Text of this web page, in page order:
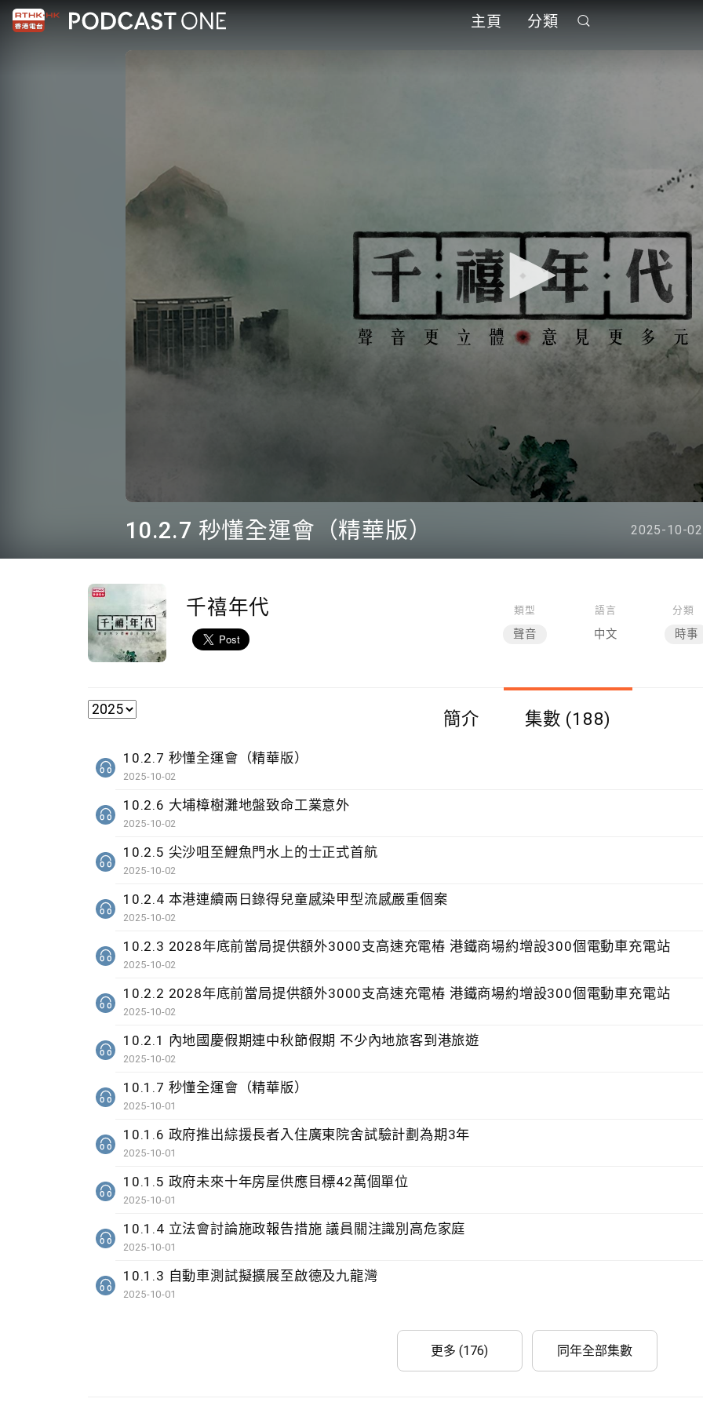
主頁 分類
seconds
minute,
seconds
10.2.7 秒懂全運會（精華版） 2025-10-02
千禧年代 類型
聲音
語言
中文
分類
時事
簡介 集數 (188)
10.2.7 秒懂全運會（精華版）
2025-10-02
10.2.6 大埔樟樹灘地盤致命工業意外
2025-10-02
10.2.5 尖沙咀至鯉魚門水上的士正式首航
2025-10-02
10.2.4 本港連續兩日錄得兒童感染甲型流感嚴重個案
2025-10-02
10.2.3 2028年底前當局提供額外3000支高速充電樁 港鐵商場約增設300個電動車充電站
2025-10-02
10.2.2 2028年底前當局提供額外3000支高速充電樁 港鐵商場約增設300個電動車充電站
2025-10-02
10.2.1 內地國慶假期連中秋節假期 不少內地旅客到港旅遊
2025-10-02
10.1.7 秒懂全運會（精華版）
2025-10-01
10.1.6 政府推出綜援長者入住廣東院舍試驗計劃為期3年
2025-10-01
10.1.5 政府未來十年房屋供應目標42萬個單位
2025-10-01
10.1.4 立法會討論施政報告措施 議員關注識別高危家庭
2025-10-01
10.1.3 自動車測試擬擴展至啟德及九龍灣
2025-10-01
更多 (176) 同年全部集數